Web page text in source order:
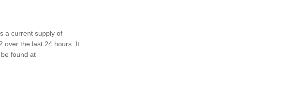
a current supply of
over the last 24 hours. It
found at